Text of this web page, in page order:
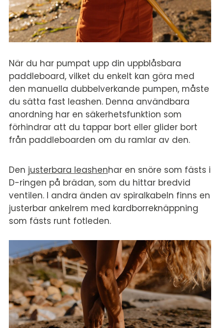
När du har pumpat upp din uppblåsbara
paddleboard, vilket du enkelt kan göra med
den manuella dubbelverkande pumpen, måste
du sätta fast leashen. Denna användbara
anordning har en säkerhetsfunktion som
förhindrar att du tappar bort eller glider bort
från paddleboarden om du ramlar av den.
Den justerbara leashenhar en snöre som fästs i
D-ringen på brädan, som du hittar bredvid
ventilen. I andra änden av spiralkabeln finns en
justerbar ankelrem med kardborreknäppning
som fästs runt fotleden.